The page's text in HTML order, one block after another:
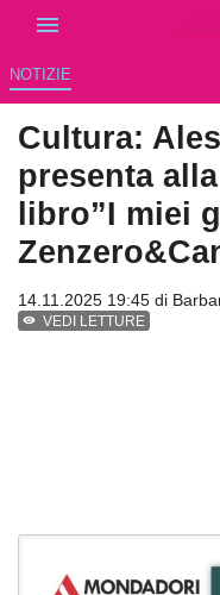
NOTIZIE
Cultura:
presenta
libro”I miei
14.11.2025 19:45 di
VEDI LETTURE